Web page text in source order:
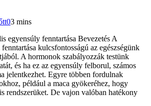
03 mins
egyensúly fenntartása Bevezetés A
kulcsfontosságú az egészségünk
A hormonok szabályozzák testünk
és ha ez az egyensúly felborul, számos
jelentkezhet. Egyre többen fordulnak
például a maca gyökeréhez, hogy
rendszerüket. De vajon valóban hatékony